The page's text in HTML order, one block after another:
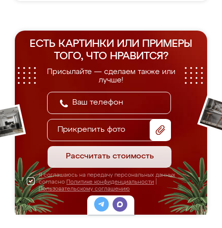
ЕСТЬ КАРТИНКИ ИЛИ ПРИМЕРЫ
ТОГО, ЧТО НРАВИТСЯ?
Присылайте — сделаем также или
лучше!
Прикрепить фото
Рассчитать стоимость
Я соглашаюсь на передачу персональных данных
согласно Политике конфиденциальности
Пользовательскому соглашению